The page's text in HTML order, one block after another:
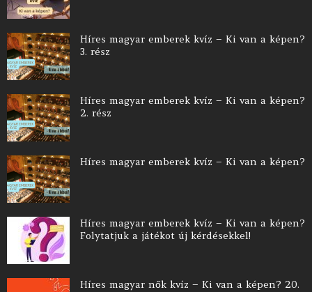
Híres magyar emberek kvíz – Ki van a képen?
3. rész
Híres magyar emberek kvíz – Ki van a képen?
2. rész
Híres magyar emberek kvíz – Ki van a képen?
Híres magyar emberek kvíz – Ki van a képen?
Folytatjuk a játékot új kérdésekkel!
Híres magyar nők kvíz – Ki van a képen? 20.